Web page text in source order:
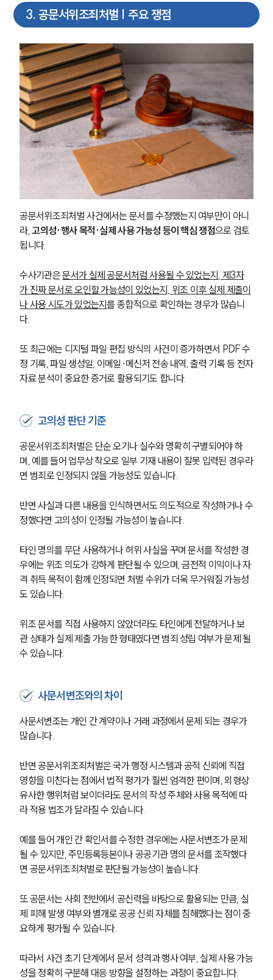
3. 공문서위조죄처벌 | 주요 쟁점
공문서위조죄처벌 사건에서는 문서를 수정했는지 여부만이 아니
라, 고의성·행사 목적·실제 사용 가능성 등이 핵심 쟁점으로 검토
됩니다.
수사기관은 문서가 실제 공문서처럼 사용될 수 있었는지, 제3자
가 진짜 문서로 오인할 가능성이 있었는지, 위조 이후 실제 제출이
나 사용 시도가 있었는지를 종합적으로 확인하는 경우가 많습니
다.
또 최근에는 디지털 파일 편집 방식의 사건이 증가하면서 PDF 수
정 기록, 파일 생성일, 이메일·메신저 전송 내역, 출력 기록 등 전자
자료 분석이 중요한 증거로 활용되기도 합니다.
고의성 판단 기준
공문서위조죄처벌은 단순 오기나 실수와 명확히 구별되어야 하
며, 예를 들어 업무상 착오로 일부 기재 내용이 잘못 입력된 경우라
면 범죄로 인정되지 않을 가능성도 있습니다.
반면 사실과 다른 내용을 인식하면서도 의도적으로 작성하거나 수
정했다면 고의성이 인정될 가능성이 높습니다.
타인 명의를 무단 사용하거나 허위 사실을 꾸며 문서를 작성한 경
우에는 위조 의도가 강하게 판단될 수 있으며, 금전적 이익이나 자
격 취득 목적이 함께 인정되면 처벌 수위가 더욱 무거워질 가능성
도 있습니다.
위조 문서를 직접 사용하지 않았더라도 타인에게 전달하거나 보
관 상태가 실제 제출 가능한 형태였다면 범죄 성립 여부가 문제 될
수 있습니다.
사문서변조와의 차이
사문서변조는 개인 간 계약이나 거래 과정에서 문제 되는 경우가
많습니다.
반면 공문서위조죄처벌은 국가 행정 시스템과 공적 신뢰에 직접
영향을 미친다는 점에서 법적 평가가 훨씬 엄격한 편이며, 외형상
유사한 행위처럼 보이더라도 문서의 작성 주체와 사용 목적에 따
라 적용 법조가 달라질 수 있습니다.
예를 들어 개인 간 확인서를 수정한 경우에는 사문서변조가 문제
될 수 있지만, 주민등록등본이나 공공기관 명의 문서를 조작했다
면 공문서위조죄처벌로 판단될 가능성이 높습니다.
또 공문서는 사회 전반에서 공신력을 바탕으로 활용되는 만큼, 실
제 피해 발생 여부와 별개로 공공 신뢰 자체를 침해했다는 점이 중
요하게 평가될 수 있습니다.
따라서 사건 초기 단계에서 문서 성격과 행사 여부, 실제 사용 가능
성을 정확히 구분해 대응 방향을 설정하는 과정이 중요합니다.